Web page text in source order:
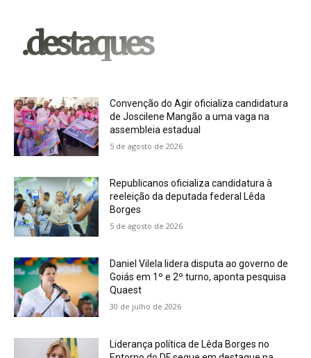
.destaques
Convenção do Agir oficializa candidatura
de Joscilene Mangão a uma vaga na
assembleia estadual
5 de agosto de 2026
Republicanos oficializa candidatura à
reeleição da deputada federal Lêda
Borges
5 de agosto de 2026
Daniel Vilela lidera disputa ao governo de
Goiás em 1º e 2º turno, aponta pesquisa
Quaest
30 de julho de 2026
Liderança política de Lêda Borges no